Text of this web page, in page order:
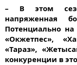
– В этом
напряженная
Потенциально
«Окжетпес»,
«Тараз»,
конкуренции в